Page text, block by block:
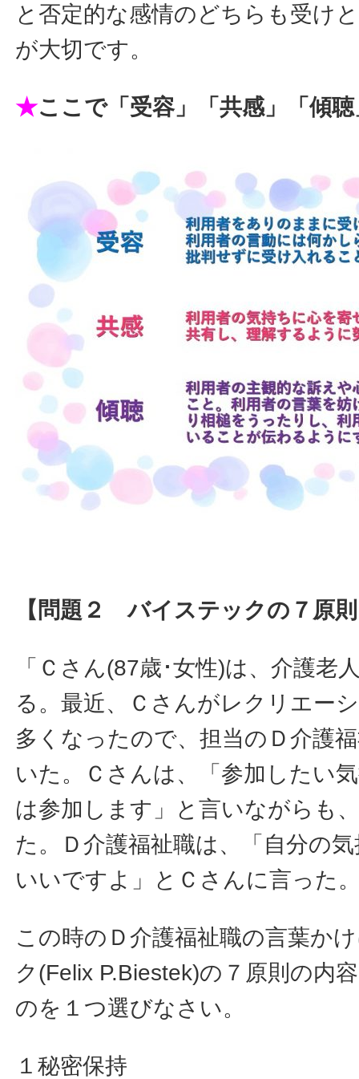
と否定的な感情のどちらも受け
が大切です。
★ここで「受容」「共感」「傾
【問題２ バイステックの７原
「Ｃさん(87歳･女性)は、介護老
る。最近、Ｃさんがレクリエー
多くなったので、担当のＤ介護
いた。Ｃさんは、「参加したい
は参加します」と言いながらも
た。Ｄ介護福祉職は、「自分の
いいですよ」とＣさんに言った
この時のＤ介護福祉職の言葉か
ク(Felix P.Biestek)の７原則の内
のを１つ選びなさい。
１秘密保持